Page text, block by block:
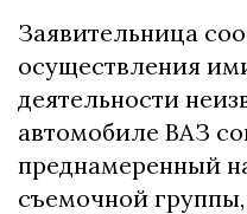
Заявительница
осуществления
деятельности
автомобиле ВАЗ
преднамеренный
съемочной